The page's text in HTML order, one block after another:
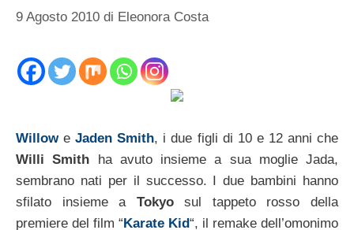
9 Agosto 2010 di Eleonora Costa
WilloweJaden Smith, i due figli di 10 e 12 anni che
Willi Smith ha avuto insieme a sua moglie Jada,
sembrano nati per il successo. I due bambini hanno
sfilato insieme a Tokyosul tappeto rosso della
premiere del film “ Karate Kid“, il remake dell’omonimo